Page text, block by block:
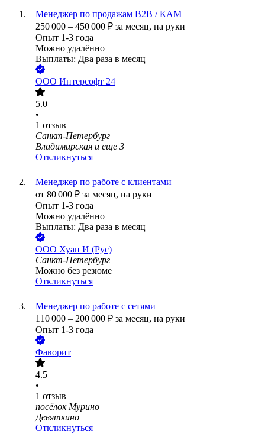
Менеджер по продажам В2В / КАМ
250 000 – 450 000 ₽ за месяц, на руки
Опыт 1-3 года
Можно удалённо
Выплаты: Два раза в месяц
ООО Интерсофт 24
5.0
•
1 отзыв
Санкт-Петербург
Владимирская и еще 3
Откликнуться
Менеджер по работе с клиентами
от 80 000 ₽ за месяц, на руки
Опыт 1-3 года
Можно удалённо
Выплаты: Два раза в месяц
ООО Хуан И (Рус)
Санкт-Петербург
Можно без резюме
Откликнуться
Менеджер по работе с сетями
110 000 – 200 000 ₽ за месяц, на руки
Опыт 1-3 года
Фаворит
4.5
•
1 отзыв
посёлок Мурино
Девяткино
Откликнуться